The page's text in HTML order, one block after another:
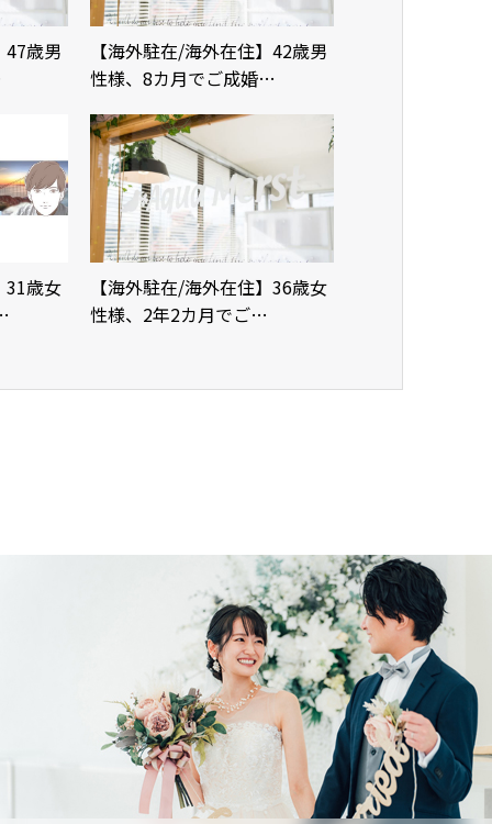
歳男
【海外駐在/海外在住】42歳男
性様、8カ月でご成婚…
31歳女
【海外駐在/海外在住】36歳女
性様、2年2カ月でご…